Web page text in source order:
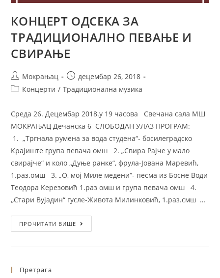
КОНЦЕРТ ОДСЕКА ЗА
ТРАДИЦИОНАЛНО ПЕВАЊЕ И
СВИРАЊЕ
Мокрањац
децембар 26, 2018
Концерти / Традиционална музика
Среда 26. Децембар 2018.у 19 часова Свечана сала МШ
МОКРАЊАЦ Дечанска 6 СЛОБОДАН УЛАЗ ПРОГРАМ:
1. „Тргнала румена за вода студена“- босилеградско
Крајиште група певача омш 2. „Свира Рајче у мало
свирајче“ и коло ,,Дуње ранке“, фрула-Јована Маревић,
1.раз.омш 3. „О, мој Миле медени“- песма из Босне Води
Теодора Керезовић 1.раз омш и група певача омш 4.
,,Стари Вујадин“ гусле-Живота Милинковић, 1.раз.смш …
ПРОЧИТАТИ ВИШЕ
Претрага